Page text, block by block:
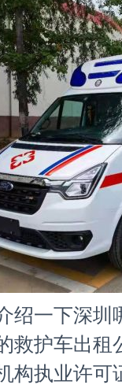
绍一下深圳
救护车出租
构执业许可